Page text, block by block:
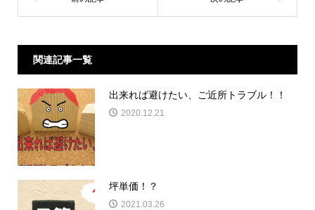
関連記事一覧
出来れば避けたい、ご近所トラブル！！
2020.12.21
坪単価！？
2021.03.26